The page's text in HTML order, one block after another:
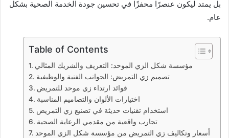
بل يمتد ليكون عنصرًا محفزًا في تحسين جودة الخدمة الصحية بشكل
عام.
Table of Contents
مؤسسة شكل الزي الموحد: التعريف والشريك المثالي
تصميم زي التمريض: الجوانب الفنية والوظيفية
فوائد ارتداء زي موحد للتمريض
اختيارات الألوان والتصاميم المناسبة
استخدام تقنيات حديثة في تصنيع زي التمريض
تجارب واقعية من مقدمي الرعاية الصحية
أسعار وتكاليف زي التمريض من مؤسسة شكل الزي الموحد